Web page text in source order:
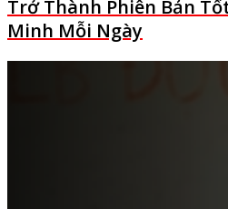
Trở Thành Phiên Bản
Minh Mỗi Ngày